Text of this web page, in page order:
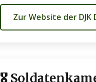
Zur Website der DJK
🎖️